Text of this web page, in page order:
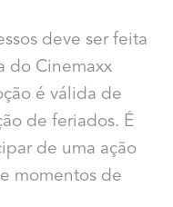
deve ser feita
do Cinemaxx
é válida de
de feriados. É
de uma ação
momentos de